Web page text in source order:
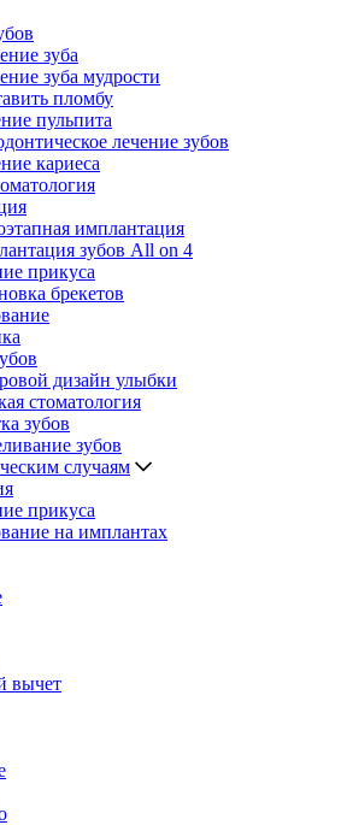
зуба
зуба мудрости
пломбу
пульпита
лечение зубов
кариеса
имплантация
зубов All on 4
прикуса
брекетов
дизайн улыбки
стоматология
зубов
зубов
случаям
прикуса
на имплантах
вычет